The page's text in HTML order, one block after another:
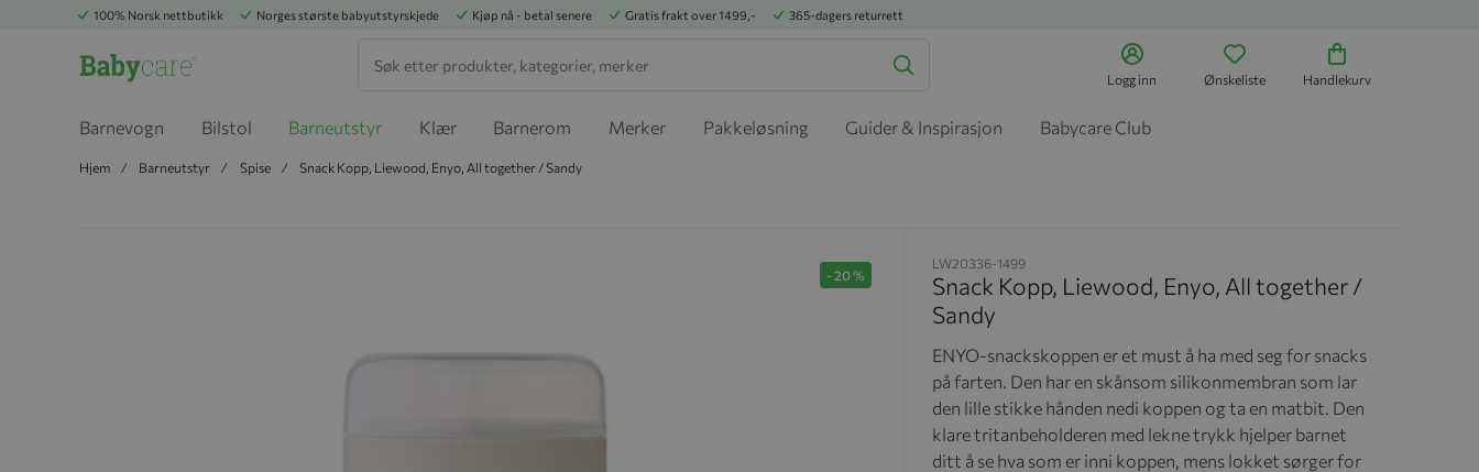
100% Norsk nettbutikk Norges største babyutstyrskjede Kjøp nå - betal senere Gratis frakt over 1499,- 365-dagers returrett
Logg inn Ønskeliste Handlekurv
Barnevogn Bilstol Barneutstyr Klær Barnerom Merker Pakkeløsning Guider & Inspirasjon Babycare Club
Hjem Barneutstyr Spise Snack Kopp, Liewood, Enyo, All together / Sandy
-20 %
LW20336-1499
Snack Kopp, Liewood, Enyo, All together /
Sandy
ENYO-snackskoppen er et must å ha med seg for snacks
på farten. Den har en skånsom silikonmembran som lar
den lille stikke hånden nedi koppen og ta en matbit. Den
klare tritanbeholderen med lekne trykk hjelper barnet
ditt å se hva som er inni koppen, mens lokket sørger for